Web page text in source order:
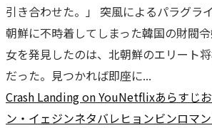
引き合わせた。」 突風によるパラグラ
朝鮮に不時着してしまった韓国の財閥
女を発見したのは、北朝鮮のエリート
だった。見つかれば即座に...
Crash Landing on YouNetflixあらすじ
ン・イェジンネタバレヒョンビンロマ